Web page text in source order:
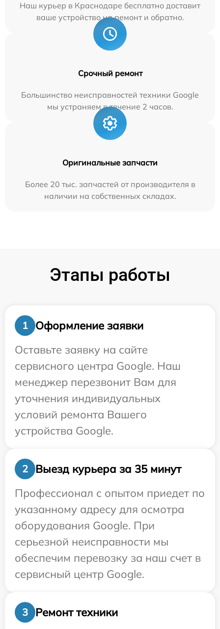
Наш курьер в Краснодаре бесплатно доставит
ваше устройство на ремонт и обратно.
Срочный ремонт
Большинство неисправностей техники Google
мы устраняем в течение 2 часов.
Оригинальные запчасти
Более 20 тыс. запчастей от производителя в
наличии на собственных складах.
Этапы работы
1
Оформление заявки
Оставьте заявку на сайте
сервисного центра Google. Наш
менеджер перезвонит Вам для
уточнения индивидуальных
условий ремонта Вашего
устройства Google.
2
Выезд курьера за 35 минут
Профессионал с опытом приедет по
указанному адресу для осмотра
оборудования Google. При
серьезной неисправности мы
обеспечим перевозку за наш счет в
сервисный центр Google.
3 Ремонт техники